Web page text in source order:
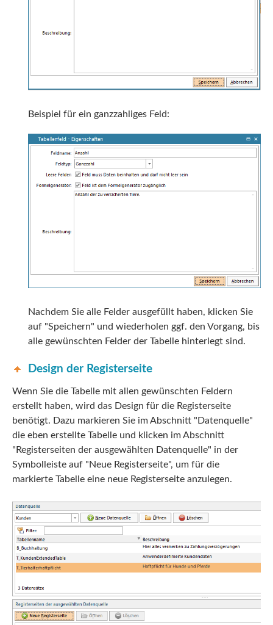
Beispiel für ein ganzzahliges Feld:
Nachdem Sie alle Felder ausgefüllt haben, klicken Sie
auf "Speichern" und wiederholen ggf. den Vorgang, bis
alle gewünschten Felder der Tabelle hinterlegt sind.
Design der Registerseite
Wenn Sie die Tabelle mit allen gewünschten Feldern
erstellt haben, wird das Design für die Registerseite
benötigt. Dazu markieren Sie im Abschnitt "Datenquelle"
die eben erstellte Tabelle und klicken im Abschnitt
"Registerseiten der ausgewählten Datenquelle" in der
Symbolleiste auf "Neue Registerseite", um für die
markierte Tabelle eine neue Registerseite anzulegen.